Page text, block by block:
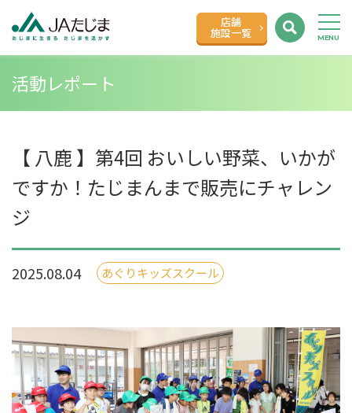
店舗
施設一覧
活動レポート
【 八鹿 】第4回 おいしい野菜、いかが
ですか！たじまんまで販売にチャレン
ジ
2025.08.04 あぐりキッズスクール